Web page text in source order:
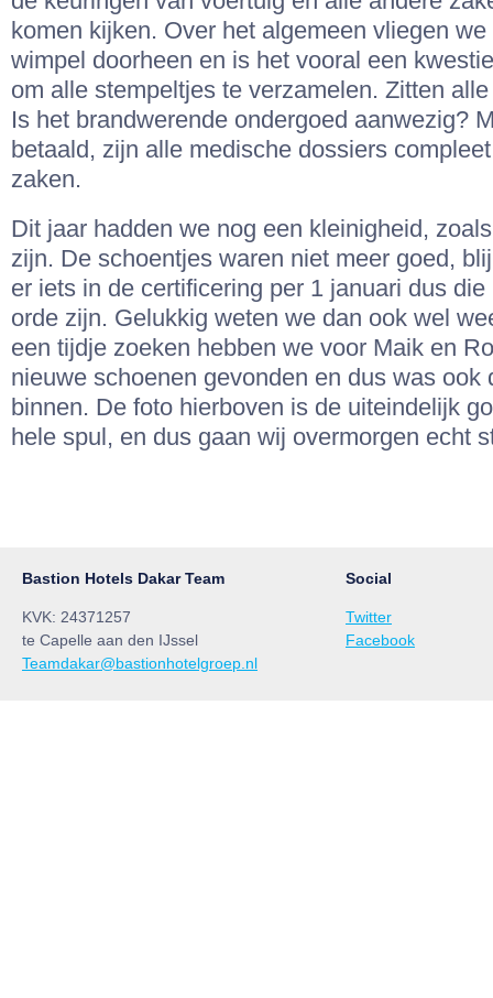
komen kijken. Over het algemeen vliegen
wimpel doorheen en is het vooral een
om alle stempeltjes te verzamelen. Zitten
Is het brandwerende ondergoed aanwezig?
betaald, zijn alle medische dossiers
zaken.
Dit jaar hadden we nog een kleinigheid,
zijn. De schoentjes waren niet meer goed,
er iets in de certificering per 1 januari dus
orde zijn. Gelukkig weten we dan ook wel
een tijdje zoeken hebben we voor Maik en
nieuwe schoenen gevonden en dus was ook
binnen. De foto hierboven is de uiteindelijk
hele spul, en dus gaan wij overmorgen echt
Bastion Hotels Dakar Team
KVK: 24371257
te Capelle aan den IJssel
Teamdakar@bastionhotelgroep.nl
Social
Twitter
Facebook